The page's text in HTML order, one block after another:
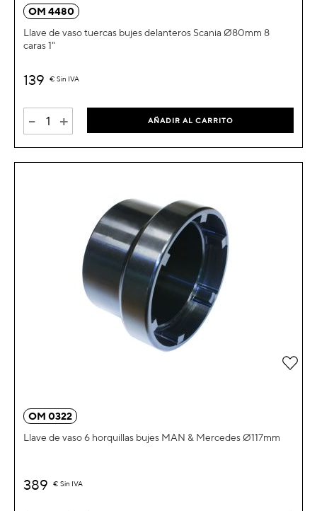
OM 4480
Llave de vaso tuercas bujes delanteros Scania Ø80mm 8
caras 1"
139 € Sin IVA
- + AÑADIR AL CARRITO
OM 0322
Llave de vaso 6 horquillas bujes MAN & Mercedes Ø117mm
389 € Sin IVA